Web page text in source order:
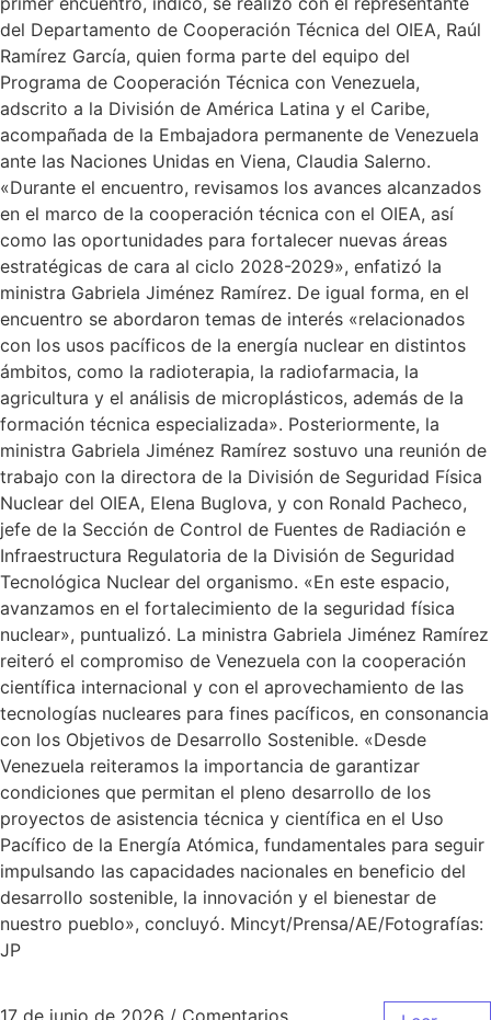
del Departamento de Cooperación Técnica del OIEA, Raúl
Ramírez García, quien forma parte del equipo del
Programa de Cooperación Técnica con Venezuela,
adscrito a la División de América Latina y el Caribe,
acompañada de la Embajadora permanente de Venezuela
ante las Naciones Unidas en Viena, Claudia Salerno.
«Durante el encuentro, revisamos los avances alcanzados
en el marco de la cooperación técnica con el OIEA, así
como las oportunidades para fortalecer nuevas áreas
estratégicas de cara al ciclo 2028-2029», enfatizó la
ministra Gabriela Jiménez Ramírez. De igual forma, en el
encuentro se abordaron temas de interés «relacionados
con los usos pacíficos de la energía nuclear en distintos
ámbitos, como la radioterapia, la radiofarmacia, la
agricultura y el análisis de microplásticos, además de la
formación técnica especializada». Posteriormente, la
ministra Gabriela Jiménez Ramírez sostuvo una reunión de
trabajo con la directora de la División de Seguridad Física
Nuclear del OIEA, Elena Buglova, y con Ronald Pacheco,
jefe de la Sección de Control de Fuentes de Radiación e
Infraestructura Regulatoria de la División de Seguridad
Tecnológica Nuclear del organismo. «En este espacio,
avanzamos en el fortalecimiento de la seguridad física
nuclear», puntualizó. La ministra Gabriela Jiménez Ramírez
reiteró el compromiso de Venezuela con la cooperación
científica internacional y con el aprovechamiento de las
tecnologías nucleares para fines pacíficos, en consonancia
con los Objetivos de Desarrollo Sostenible. «Desde
Venezuela reiteramos la importancia de garantizar
condiciones que permitan el pleno desarrollo de los
proyectos de asistencia técnica y científica en el Uso
Pacífico de la Energía Atómica, fundamentales para seguir
impulsando las capacidades nacionales en beneficio del
desarrollo sostenible, la innovación y el bienestar de
nuestro pueblo», concluyó. Mincyt/Prensa/AE/Fotografías:
JP
17 de junio de 2026 / Comentarios